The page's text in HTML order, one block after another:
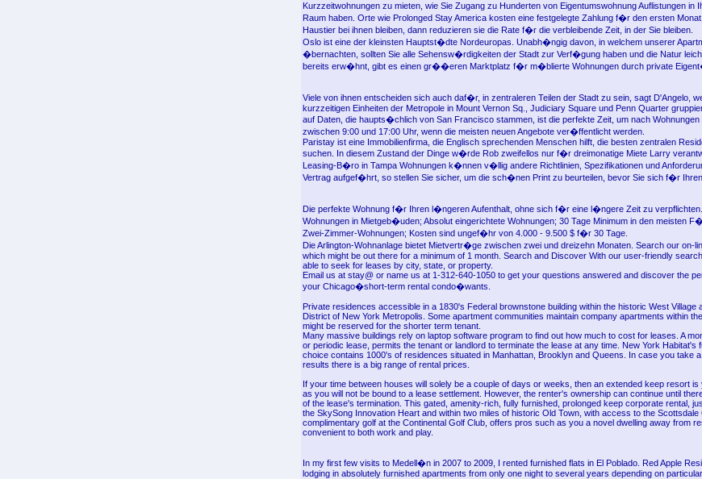
Kurzzeitwohnungen zu mieten, wie Sie Zugang zu Hunderten von Eigentumswohnung Auflistungen in
Raum haben. Orte wie Prolonged Stay America kosten eine festgelegte Zahlung f�r den ersten
Haustier bei ihnen bleiben, dann reduzieren sie die Rate f�r die verbleibende Zeit, in der Sie bleiben.
Oslo ist eine der kleinsten Hauptst�dte Nordeuropas. Unabh�ngig davon, in welchem unserer
�bernachten, sollten Sie alle Sehensw�rdigkeiten der Stadt zur Verf�gung haben und die Natur
bereits erw�hnt, gibt es einen gr��eren Marktplatz f�r m�blierte Wohnungen durch private
Viele von ihnen entscheiden sich auch daf�r, in zentraleren Teilen der Stadt zu sein, sagt D'Angelo,
kurzzeitigen Einheiten der Metropole in Mount Vernon Sq., Judiciary Square und Penn Quarter
auf Daten, die haupts�chlich von San Francisco stammen, ist die perfekte Zeit, um nach Wohnungen
zwischen 9:00 und 17:00 Uhr, wenn die meisten neuen Angebote ver�ffentlicht werden.
Paristay ist eine Immobilienfirma, die Englisch sprechenden Menschen hilft, die besten zentralen
suchen. In diesem Zustand der Dinge w�rde Rob zweifellos nur f�r dreimonatige Miete Larry
Leasing-B�ro in Tampa Wohnungen k�nnen v�llig andere Richtlinien, Spezifikationen und
Vertrag aufgef�hrt, so stellen Sie sicher, um die sch�nen Print zu beurteilen, bevor Sie sich f�r Ihren
Die perfekte Wohnung f�r Ihren l�ngeren Aufenthalt, ohne sich f�r eine l�ngere Zeit zu
Wohnungen in Mietgeb�uden; Absolut eingerichtete Wohnungen; 30 Tage Minimum in den meisten
Zwei-Zimmer-Wohnungen; Kosten sind ungef�hr von 4.000 - 9.500 $ f�r 30 Tage.
Die Arlington-Wohnanlage bietet Mietvertr�ge zwischen zwei und dreizehn Monaten. Search our on-
which might be out there for a minimum of 1 month. Search and Discover With our user-friendly
able to seek for leases by city, state, or property.
Email us at stay@ or name us at 1-312-640-1050 to get your questions answered and discover the
your Chicago�short-term rental condo�wants.
Private residences accessible in a 1830's Federal brownstone building within the historic West Village
District of New York Metropolis. Some apartment communities maintain company apartments within
might be reserved for the shorter term tenant.
Many massive buildings rely on laptop software program to find out how much to cost for leases. A
or periodic lease, permits the tenant or landlord to terminate the lease at any time. New York Habitat's
choice contains 1000's of residences situated in Manhattan, Brooklyn and Queens. In case you take
results there is a big range of rental prices.
If your time between houses will solely be a couple of days or weeks, then an extended keep resort is
as you will not be bound to a lease settlement. However, the renter's ownership can continue until
of the lease's termination. This gated, amenity-rich, fully furnished, prolonged keep corporate rental,
the SkySong Innovation Heart and within two miles of historic Old Town, with access to the Scottsdale
complimentary golf at the Continental Golf Club, offers pros such as you a novel dwelling away from
convenient to both work and play.
In my first few visits to Medell�n in 2007 to 2009, I rented furnished flats in El Poblado. Red Apple
lodging in absolutely furnished apartments from only one night to several years depending on